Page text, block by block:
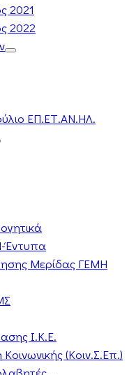
2021
2022
ΕΠ.ΕΤ.ΑΝ.ΗΛ.
Έντυπα
Μερίδας ΓΕΜΗ
Ι.Κ.Ε.
(Κοιν.Σ.Επ.)